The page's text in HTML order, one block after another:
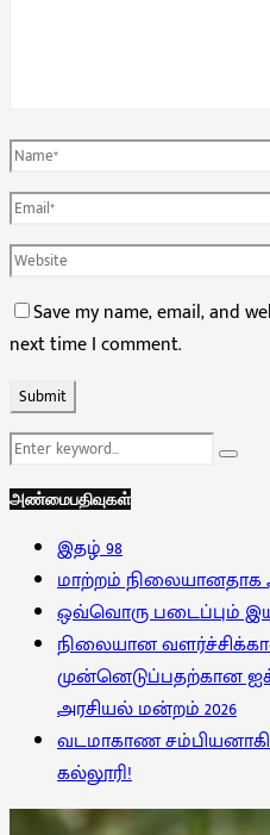
Save my name, email, and
next time I comment.
Search
Search
அண்மைபதிவுகள்
இதழ் 98
மாற்றம்
ஒவ்வொரு படைப்பும்
நிலையான
முன்னெடுப்பதற்கான
அரசியல் மன்றம் 2026
வடமாகாண
கல்லூரி!